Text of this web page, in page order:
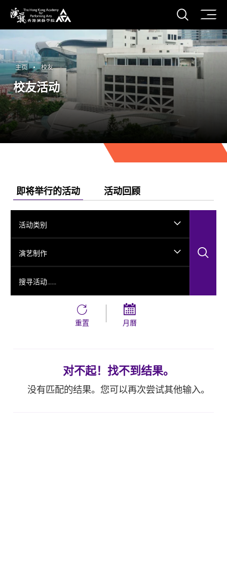
香港演艺学院
打开
主页 校友
校友活动
即将举行的活动 活动回顾
活动类别
演艺制作
重置 月曆
对不起！找不到结果。
没有匹配的结果。您可以再次尝试其他输入。